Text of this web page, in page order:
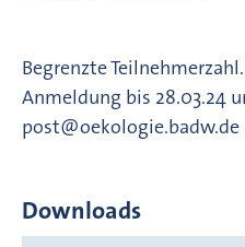
Begrenzte
Anmeldung bis 28.03.24
post@oekologie.badw.de
Downloads